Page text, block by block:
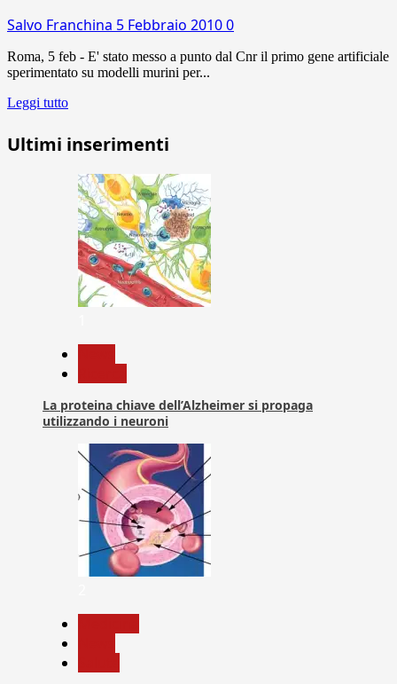
Salvo Franchina 5 Febbraio 20100
Roma, 5 feb - E' stato messo a punto dal Cnr il primo gene artificiale
sperimentato su modelli murini per...
Leggi tutto
Ultimi inserimenti
La proteina chiave dell’Alzheimer si propaga
utilizzando i neuroni